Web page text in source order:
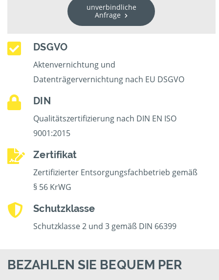
unverbindliche
Anfrage
DSGVO
Aktenvernichtung und
Datenträgervernichtung nach EU DSGVO
DIN
Qualitätszertifizierung nach DIN EN ISO
9001:2015
Zertifikat
Zertifizierter Entsorgungsfachbetrieb gemäß
§ 56 KrWG
Schutzklasse
Schutzklasse 2 und 3 gemäß DIN 66399
BEZAHLEN SIE BEQUEM PER